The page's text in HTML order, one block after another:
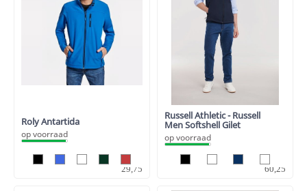
Roly Antartida
op voorraad
24,59
29,75
Russell Athletic - Russell
Men Softshell Gilet
op voorraad
49,79
60,25